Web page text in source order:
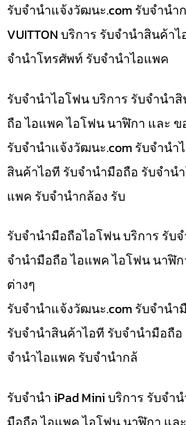
รับจํานําแจ้งวัฒนะ.com รับจำนำก
VUITTON บริการ รับจำนำสินค้า
จำนำโทรศัพท์ รับจำนำไอแพค
รับจำนำไอโฟน บริการ รับจำนำ
ถือ ไอแพค ไอโฟน นาฬิกา และ
รับจํานําแจ้งวัฒนะ.com รับจำนำ
สินค้าไอที รับจำนำมือถือ รับจำน
แพค รับจำนำกล้อง รับ
รับจำนำมือถือไอโฟน บริการ รับ
จำนำมือถือ ไอแพค ไอโฟน นาฬิ
ต่างๆ
รับจํานําแจ้งวัฒนะ.com รับจำนำ
รับจำนำสินค้าไอที รับจำนำมือถื
จำนำไอแพค รับจำนำกล้
รับจำนำ iPad Mini บริการ รับจำ